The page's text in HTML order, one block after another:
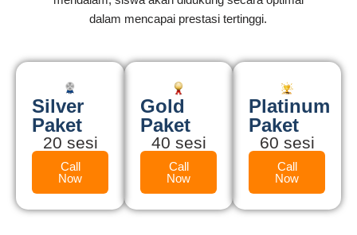
dalam mencapai prestasi tertinggi.
Silver
Paket
20 sesi
Call
Now
Gold
Paket
40 sesi
Call
Now
Platinum
Paket
60 sesi
Call
Now